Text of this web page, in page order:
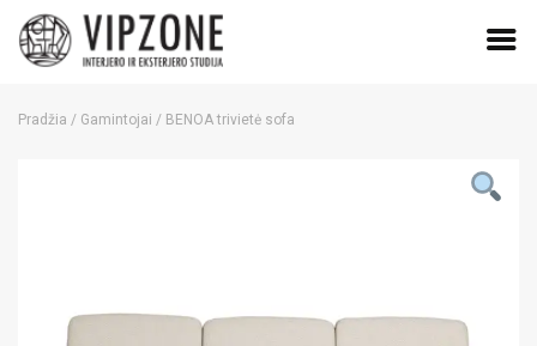
Pradžia / Gamintojai / BENOA trivietė sofa